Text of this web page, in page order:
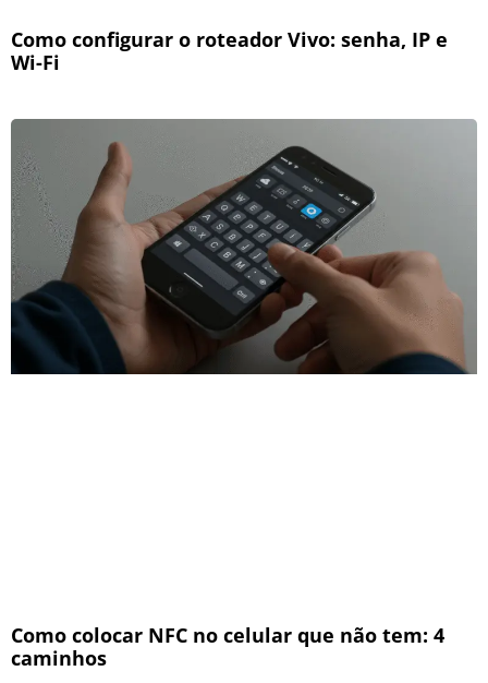
Como configurar o roteador Vivo: senha, IP e
Wi-Fi
Como colocar NFC no celular que não tem: 4
caminhos